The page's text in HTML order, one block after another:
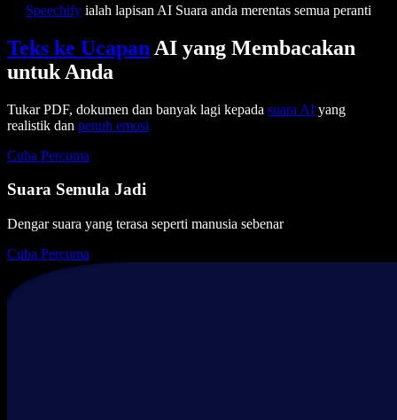
Speechify ialah lapisan AI Suara anda merentas semua peranti
Teks ke Ucapan AI yang Membacakan
untuk Anda
Tukar PDF, dokumen dan banyak lagi kepada suara AI yang
realistik dan penuh emosi
Cuba Percuma
Suara Semula Jadi
Dengar suara yang terasa seperti manusia sebenar
Cuba Percuma